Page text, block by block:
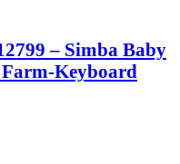
– Simba Baby
Keyboard